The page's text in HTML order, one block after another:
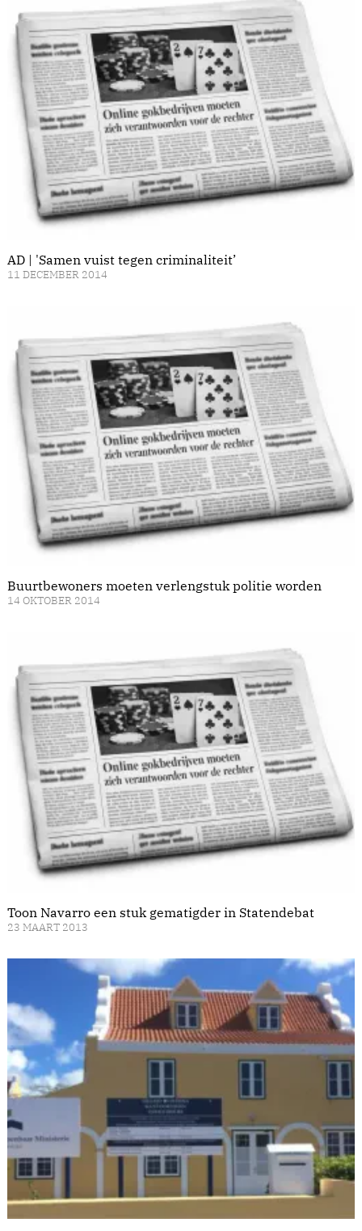
AD | 'Samen vuist tegen criminaliteit’
11 DECEMBER 2014
Buurtbewoners moeten verlengstuk politie worden
14 OKTOBER 2014
Toon Navarro een stuk gematigder in Statendebat
23 MAART 2013